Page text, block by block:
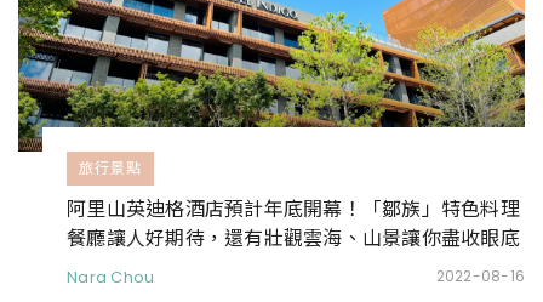
旅行景點
阿里山英迪格酒店預計年底開幕！「鄒族」特色料理
餐廳讓人好期待，還有壯觀雲海、山景讓你盡收眼底
Nara Chou 2022-08-16